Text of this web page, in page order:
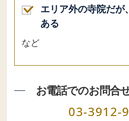
エリア外の寺院だが
ある
など
お電話でのお問合
03-3912-